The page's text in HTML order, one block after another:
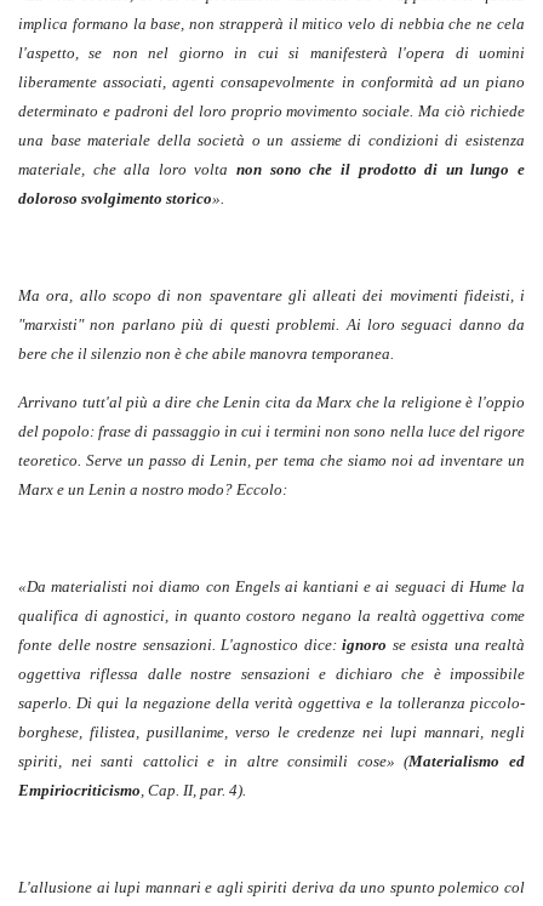
implica formano la base, non strapperà il mitico velo di nebbia che ne cela
l'aspetto, se non nel giorno in cui si manifesterà l'opera di uomini
liberamente associati, agenti consapevolmente in conformità ad un piano
determinato e padroni del loro proprio movimento sociale. Ma ciò richiede
una base materiale della società o un assieme di condizioni di esistenza
materiale, che alla loro voltanon sono che il prodotto di un lungo e
doloroso svolgimento storico».
Ma ora, allo scopo di non spaventare gli alleati dei movimenti fideisti, i
"marxisti" non parlano più di questi problemi. Ai loro seguaci danno da
bere che il silenzio non è che abile manovra temporanea.
Arrivano tutt'al più a dire che Lenin cita da Marx che la religione è l'oppio
del popolo: frase di passaggio in cui i termini non sono nella luce del rigore
teoretico. Serve un passo di Lenin, per tema che siamo noi ad inventare un
Marx e un Lenin a nostro modo? Eccolo:
«Da materialisti noi diamo con Engels ai kantiani e ai seguaci di Hume la
qualifica di agnostici, in quanto costoro negano la realtà oggettiva come
fonte delle nostre sensazioni. L'agnostico dice: ignoro se esista una realtà
oggettiva riflessa dalle nostre sensazioni e dichiaro che è impossibile
saperlo. Di qui la negazione della verità oggettiva e la tolleranza piccolo-
borghese, filistea, pusillanime, verso le credenze nei lupi mannari, negli
spiriti, nei santi cattolici e in altre consimili cose» (Materialismo ed
Empiriocriticismo, Cap. II, par. 4).
L'allusione ai lupi mannari e agli spiriti deriva da uno spunto polemico col